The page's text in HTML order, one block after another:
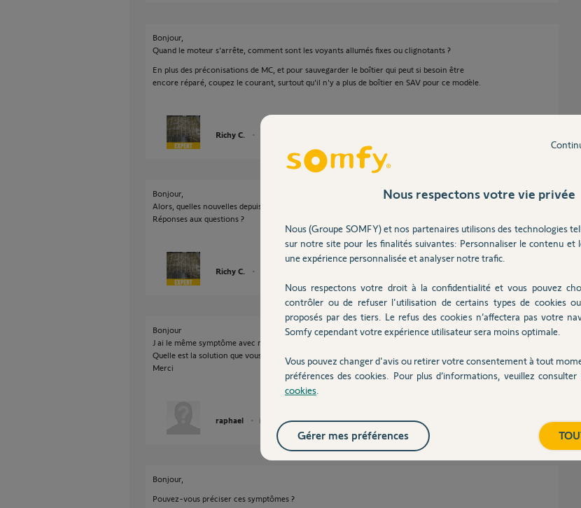
Bonjour,
Quand le moteur s'arrête, comment sont les voyants allumés fixes ou clignotants ?
En plus des préconisations de MC, et pour sauvegarder le boîtier qui peut si besoin être
encore réparé, coupez le courant, surtout qu'il n'y a plus de boîtier en SAV pour ce modèle.
Richy C.
Bonjour,
Alors, quelles nouvelles depuis ?
Réponses aux questions ?
Richy C.
Bonjour
J ai le même symptôme avec mon portail Sld 3000
Quelle est la solution que vous avez mise en place?
Merci
raphael il y a plus de 2 ans
Bonjour,
Pouvez-vous préciser ces symptômes ?
Nous respectons votre vie privée
Nous (Groupe SOMFY) et nos partenaires utilisons des technologies
sur notre site pour les finalités suivantes: Personnaliser le contenu et
une expérience personnalisée et analyser notre trafic.
Nous respectons votre droit à la confidentialité et vous pouvez
contrôler ou de refuser l'utilisation de certains types de cookies
proposés par des tiers. Le refus des cookies n’affectera pas votre
Somfy cependant votre expérience utilisateur sera moins optimale.
Vous pouvez changer d'avis ou retirer votre consentement à tout
préférences des cookies. Pour plus d’informations, veuillez
cookies
Gérer mes préférences